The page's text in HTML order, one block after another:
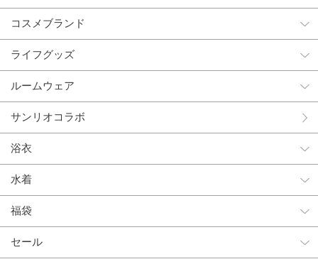
コスメブランド
ライフグッズ
ルームウェア
サンリオコラボ
浴衣
水着
福袋
セール